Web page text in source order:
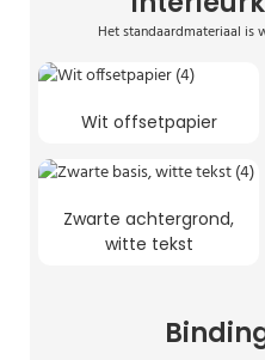
Het standaardmateriaal is
Wit offsetpapier
Zwarte achtergrond,
witte tekst